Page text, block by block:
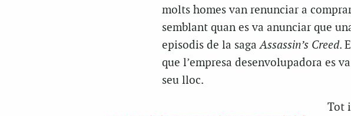
molts homes van renunciar a
semblant quan es va anunciar que
episodis de la sagaAssassin’s Creed.
que l’empresa desenvolupadora es
seu lloc.
Tot